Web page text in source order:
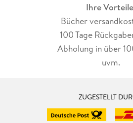
Ihre
Bücher
100 Tage
Abholung in über
uvm.
ZUGESTELLT